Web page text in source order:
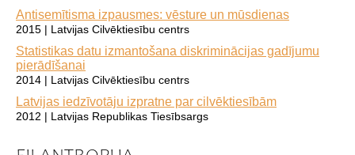
Antisemītisma izpausmes: vēsture un mūsdienas
2015 | Latvijas Cilvēktiesību centrs
Statistikas datu izmantošana diskriminācijas gadījumu
pierādīšanai
2014 | Latvijas Cilvēktiesību centrs
Latvijas iedzīvotāju izpratne par cilvēktiesībām
2012 | Latvijas Republikas Tiesībsargs